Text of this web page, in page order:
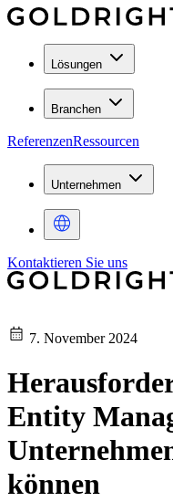
Lösungen
Branchen
ReferenzenRessourcen
Unternehmen
Kontaktieren Sie uns
7. November 2024
Entity
können